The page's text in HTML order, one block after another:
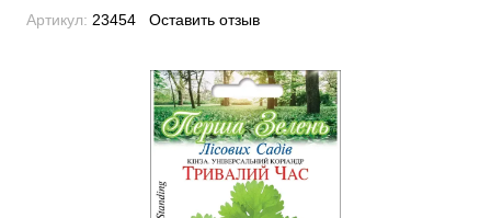
Артикул: 23454 Оставить отзыв